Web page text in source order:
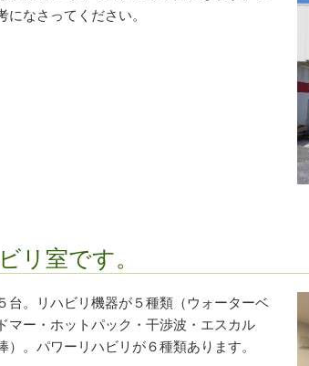
になさってください。
リ室です。
台。リハビリ機器が５種類（ウォーターベ
マー・ホットパック・干渉波・エスカル
）。パワーリハビリが６種類あります。